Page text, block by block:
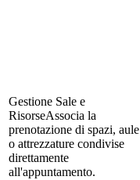
Gestione Sale e
RisorseAssocia la
prenotazione di spazi, aule
o attrezzature condivise
direttamente
all'appuntamento.